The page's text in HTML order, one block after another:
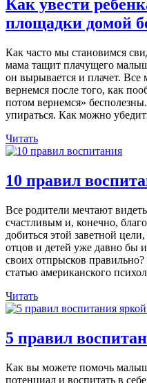
Как увести
площадки домой
Как часто мы становимся
мама тащит плачущего
он вырывается и плачет.
вернемся после того, как
потом вернемся»
упираться. Как можно
Читать
10 правил
Все родители мечтают
счастливым и, конечно,
добиться этой заветной
отцов и детей уже давно бы
своих отпрысков
статью американского
Читать
5 правил
Как вы можете помочь
потенциал и воспитать в